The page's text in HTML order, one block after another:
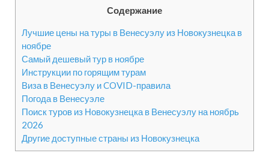
Содержание
Лучшие цены на туры в Венесуэлу из Новокузнецка в
ноябре
Самый дешевый тур в ноябре
Инструкции по горящим турам
Виза в Венесуэлу и COVID-правила
Погода в Венесуэле
Поиск туров из Новокузнецка в Венесуэлу на ноябрь
2026
Другие доступные страны из Новокузнецка